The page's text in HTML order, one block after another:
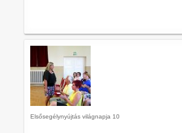
Elsősegélynyújtás világnapja 10